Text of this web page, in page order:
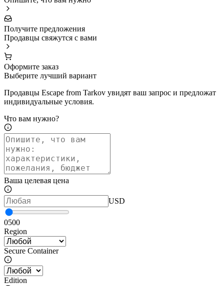
Получите предложения
Продавцы свяжутся с вами
Оформите заказ
Выберите лучший вариант
Продавцы Escape from Tarkov увидят ваш запрос и предложат
индивидуальные условия.
Что вам нужно?
Ваша целевая цена
USD
0500
Region
Secure Container
Edition